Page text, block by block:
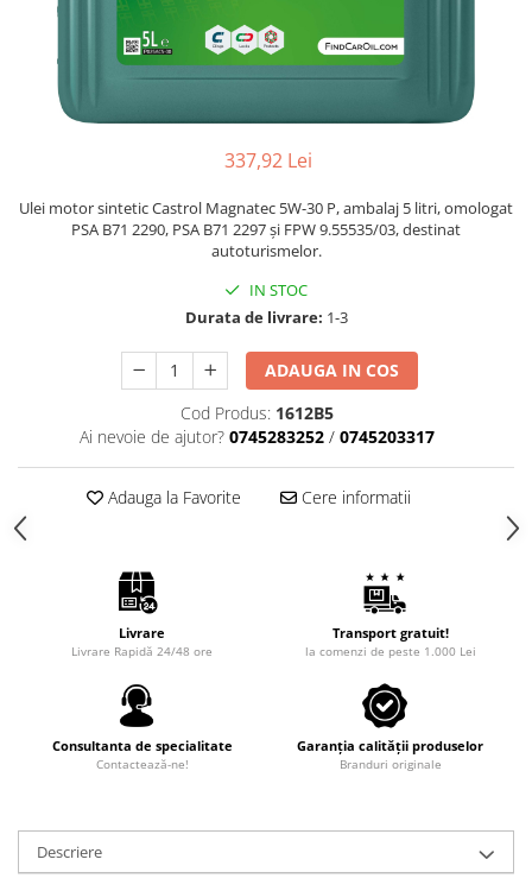
Intretinere baterie si sisteme
Truse de Scule
Vopsitorie
Chimice Auto
Lubrifianti Multifunctionali
Solutii curatare componente
Spray frane/ambreiaj
Vaseline si Unsori Auto
Cosmetica Auto
Bureti,Lavete,Accesorii
Intretinere exterior
Intretinere interior
Odorizante Auto
Siguranta Auto
Kituri siguranta
0W40
10W40
337,92 Lei
Ulei motor sintetic Castrol Magnatec 5W-30 P, ambalaj 5 litri, omologat
PSA B71 2290, PSA B71 2297 și FPW 9.55535/03, destinat
autoturismelor.
IN STOC
Durata de livrare: 1-3
ADAUGA IN COS
Cod Produs: 1612B5
Ai nevoie de ajutor? 0745283252 / 0745203317
Adauga la Favorite Cere informatii
Livrare
Livrare Rapidă 24/48 ore
Transport gratuit!
la comenzi de peste 1.000 Lei
Consultanta de specialitate
Contactează-ne!
Garanția calității produselor
Branduri originale
Descriere